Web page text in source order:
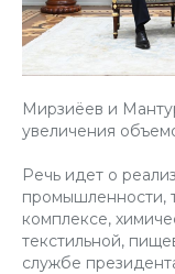
Мирзиёев и
увеличения
Речь идет о
промышленности,
комплексе,
текстильной,
службе